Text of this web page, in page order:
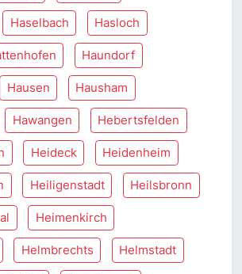
Haselbach Hasloch
Haundorf
Hausen Hausham
Hawangen Hebertsfelden
Heideck Heidenheim
Heiligenstadt Heilsbronn
Heimenkirch
Helmbrechts Helmstadt